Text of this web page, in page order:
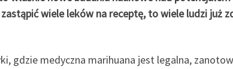
wiele leków na receptę, to wiele ludzi już
gdzie medyczna marihuana jest legalna,